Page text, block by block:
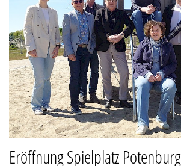
Eröffnung Spielplatz Potenburg